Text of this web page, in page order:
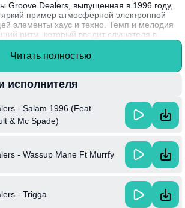
Groove Dealers, выпущенная в 1996 году,
яркий пример атмосферной электронной
элементы хаус и техно. Темп и мелодия
ритм, который вводит слушателя в
опыт на танцполе.
текстуры и грациозные синтезаторные
но и глубоко чувственной.
то, что Groove Dealers были
смешивать различные
"Salam" стала одной из тех треков,
для их дальнейшего успеха на
х.
Читать полностью
исполнителя
- Salam 1996 (Feat.
& Mc Spade)
- Wassup Mane Ft Murrfy
- Trigga